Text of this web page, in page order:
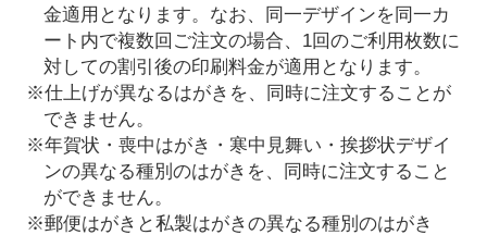
金適用となります。なお、同一デザインを同一カ
ート内で複数回ご注文の場合、1回のご利用枚数に
対しての割引後の印刷料金が適用となります。
※仕上げが異なるはがきを、同時に注文することが
できません。
※年賀状・喪中はがき・寒中見舞い・挨拶状デザイ
ンの異なる種別のはがきを、同時に注文すること
ができません。
※郵便はがきと私製はがきの異なる種別のはがき